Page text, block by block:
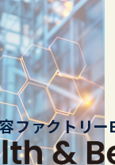
ファクトリー